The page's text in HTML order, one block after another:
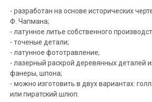
- разработан на основе исторических
Ф. Чапмана;
- латунное литье собственного
- точеные детали;
- латунное фототравление;
- лазерный раскрой деревянных деталей
фанеры, шпона;
- можно изготовить в двух вариантах:
или пиратский шлюп.